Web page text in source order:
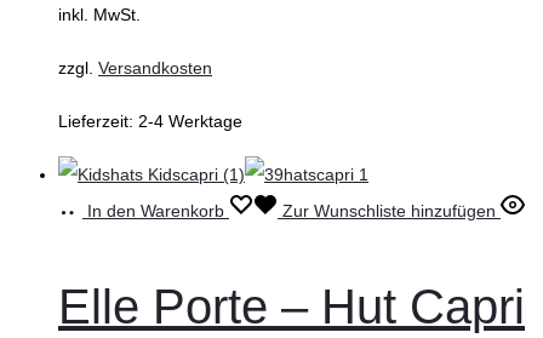
inkl. MwSt.
zzgl. Versandkosten
Lieferzeit: 2-4 Werktage
In den Warenkorb Zur Wunschliste hinzufügen
Elle Porte – Hut Capri